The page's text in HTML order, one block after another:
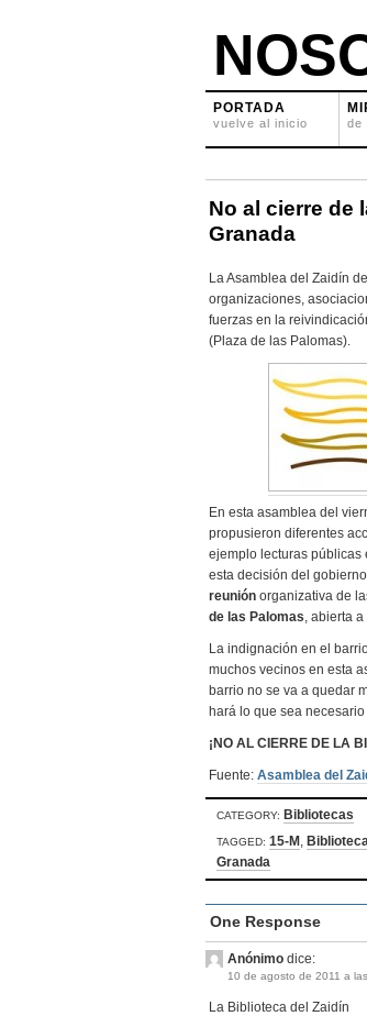
PORTADA
vuelve al inicio de
No al cierre de
Granada
La Asamblea del Zaidín
organizaciones,
fuerzas en la
(Plaza de las Palomas).
En esta asamblea del
propusieron diferentes
ejemplo lecturas públicas
esta decisión del
reunión organizativa de
de las Palomas, abierta
La indignación en el
muchos vecinos en esta
barrio no se va a quedar
hará lo que sea
¡NO AL CIERRE DE LA
Fuente: Asamblea del
CATEGORY: Bibliotecas
TAGGED: 15-M ,
Granada
One Response
Anónimo dice:
10 de agosto de 2011 a
La Biblioteca del Zaidín